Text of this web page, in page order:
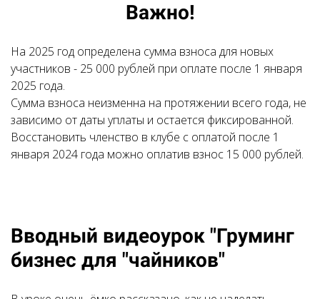
Важно!
На 2025 год определена сумма взноса для новых
участников - 25 000 рублей при оплате после 1 января
2025 года.
Сумма взноса неизменна на протяжении всего года, не
зависимо от даты уплаты и остается фиксированной.
Восстановить членство в клубе с оплатой после 1
января 2024 года можно оплатив взнос 15 000 рублей.
Вводный видеоурок "Груминг
бизнес для "чайников"